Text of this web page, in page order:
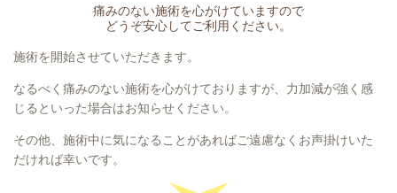
痛みのない施術を心がけていますので
どうぞ安心してご利用ください。
施術を開始させていただきます。
なるべく痛みのない施術を心がけておりますが、力加減が強く感
じるといった場合はお知らせください。
その他、施術中に気になることがあればご遠慮なくお声掛けいた
だければ幸いです。